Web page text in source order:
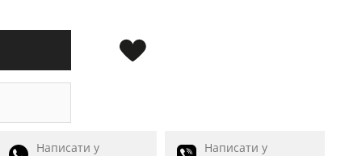
Написати у
Написати у